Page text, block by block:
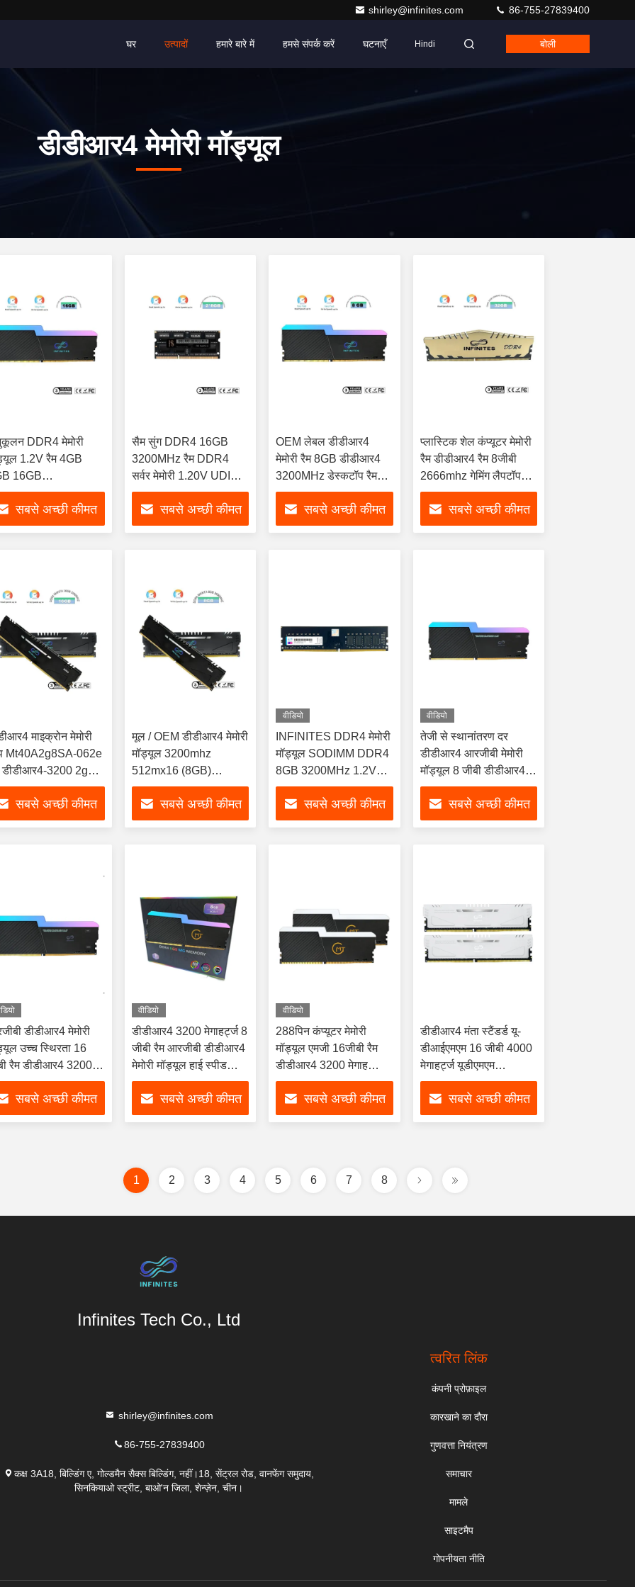
shirley@infinites.com 86-755-27839400
घर उत्पादों हमारे बारे में हमसे संपर्क करें घटनाएँ Hindi बोली
डीडीआर4 मेमोरी मॉड्यूल
DDR4 मेमोरी
1.2V रैम 4GB
16GB
2666MHz
सबसे अच्छी कीमत
सैम सुंग DDR4 16GB
3200MHz रैम DDR4
सर्वर मेमोरी 1.20V UDIMM
फॉर्म
सबसे अच्छी कीमत
OEM लेबल डीडीआर4
मेमोरी रैम 8GB डीडीआर4
3200MHz डेस्कटॉप रैम
उच्च दक्षता
सबसे अच्छी कीमत
प्लास्टिक शेल कंप्यूटर मेमोरी
रैम डीडीआर4 रैम 8जीबी
2666mhz गेमिंग लैपटॉप
पीसी के लिए
सबसे अच्छी कीमत
माइक्रोन मेमोरी
Mt40A2g8SA-062e
डीडीआर4-3200 2gx8
आरजीबी फ्लैश
सबसे अच्छी कीमत
मूल / OEM डीडीआर4 मेमोरी
मॉड्यूल 3200mhz
512mx16 (8GB)
K4a8g165wc-Bcwe
सबसे अच्छी कीमत
वीडियो
INFINITES DDR4 मेमोरी
मॉड्यूल SODIMM DDR4
8GB 3200MHz 1.2V
288pin
सबसे अच्छी कीमत
वीडियो
तेजी से स्थानांतरण दर
डीडीआर4 आरजीबी मेमोरी
मॉड्यूल 8 जीबी डीडीआर4
3200 मेगाहर्ट्ज लैपटॉप रैम
सबसे अच्छी कीमत
डीडीआर4 मेमोरी
उच्च स्थिरता 16
रैम डीडीआर4 3200
ईसी समर्थन
सबसे अच्छी कीमत
वीडियो
डीडीआर4 3200 मेगाहर्ट्ज 8
जीबी रैम आरजीबी डीडीआर4
मेमोरी मॉड्यूल हाई स्पीड
लाइट वेट
सबसे अच्छी कीमत
वीडियो
288पिन कंप्यूटर मेमोरी
मॉड्यूल एमजी 16जीबी रैम
डीडीआर4 3200 मेगाहर्ट्ज
लैपटॉप
सबसे अच्छी कीमत
डीडीआर4 मंता स्टैंडर्ड यू-
डीआईएमएम 16 जीबी 4000
मेगाहर्ट्ज यूडीएमएम
पीसी-32000 1.45 वी नॉन
इक्च जेन 4 मेमोरी उपभोक्ता
गार्ड मेमोरी
सबसे अच्छी कीमत
1 2 3 4 5 6 7 8
Infinites Tech Co., Ltd
shirley@infinites.com
86-755-27839400
कक्ष 3A18, बिल्डिंग ए, गोल्डमैन सैक्स बिल्डिंग, नहीं।18, सेंट्रल रोड, वानफेंग समुदाय,
सिनकियाओ स्ट्रीट, बाओ'न जिला, शेन्ज़ेन, चीन।
त्वरित लिंक
कंपनी प्रोफ़ाइल
कारखाने का दौरा
गुणवत्ता नियंत्रण
समाचार
मामले
साइटमैप
गोपनीयता नीति